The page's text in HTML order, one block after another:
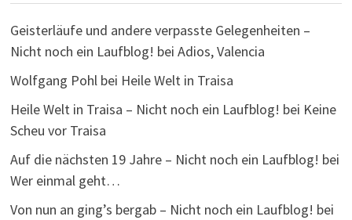
Geisterläufe und andere verpasste Gelegenheiten –
Nicht noch ein Laufblog! bei Adios, Valencia
Wolfgang Pohl bei Heile Welt in Traisa
Heile Welt in Traisa – Nicht noch ein Laufblog! bei Keine
Scheu vor Traisa
Auf die nächsten 19 Jahre – Nicht noch ein Laufblog! bei
Wer einmal geht…
Von nun an ging’s bergab – Nicht noch ein Laufblog! bei